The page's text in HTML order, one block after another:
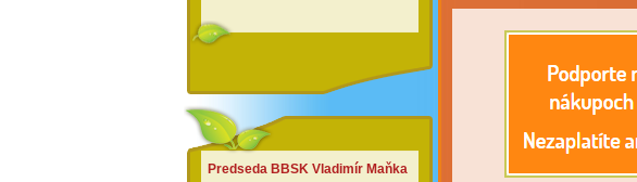
Predseda BBSK Vladimír Maňka